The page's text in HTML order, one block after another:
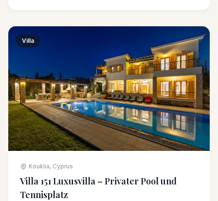
Villa
Kouklia, Cyprus
Villa 151 Luxusvilla – Privater Pool und
Tennisplatz